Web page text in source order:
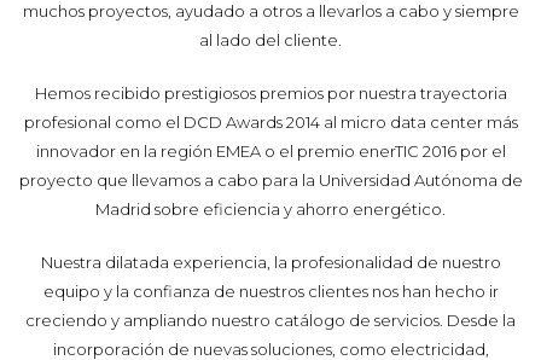
muchos proyectos, ayudado a otros a llevarlos a cabo y siempre
al lado del cliente.
Hemos recibido prestigiosos premios por nuestra trayectoria
profesional como el DCD Awards 2014 al micro data center más
innovador en la región EMEA o el premio enerTIC 2016 por el
proyecto que llevamos a cabo para la Universidad Autónoma de
Madrid sobre eficiencia y ahorro energético.
Nuestra dilatada experiencia, la profesionalidad de nuestro
equipo y la confianza de nuestros clientes nos han hecho ir
creciendo y ampliando nuestro catálogo de servicios. Desde la
incorporación de nuevas soluciones, como electricidad,